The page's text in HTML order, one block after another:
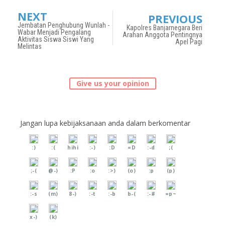
NEXT
Jembatan Penghubung Wunlah -
Wabar Menjadi Pengalang
Aktivitas Siswa Siswi Yang
Melintas
PREVIOUS
Kapolres Banjarnegara Beri
Arahan Anggota Pentingnya
Apel Pagi
Give us your opinion
Jangan lupa kebijaksanaan anda dalam berkomentar
:) :( hihi :-) :D =D :-d ;(
;-( @-) :P :o :>) (o) :p (p)
:-s (m) 8-) :-t :-b b-( :-# =p~
x-) (k)